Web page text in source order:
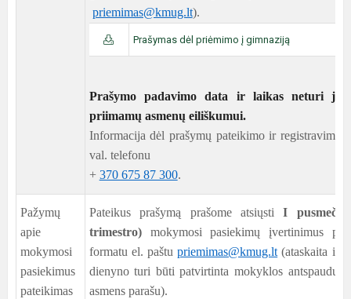
priemimas@kmug.lt).
Prašymas dėl priėmimo į gimnaziją
Prašymo padavimo data ir laikas neturi
priimamų asmenų eiliškumui.
Informacija dėl prašymų pateikimo ir registravimo
val. telefonu
+ 370 675 87 300.
Pažymų
apie
mokymosi
pasiekimus
pateikimas
Pateikus prašymą prašome atsiųstiI
trimestro)mokymosi pasiekimų įvertinimus
formatu el. paštupriemimas@kmug.lt (ataskaita iš
dienyno turi būti patvirtinta mokyklos antspaudu
asmens parašu).